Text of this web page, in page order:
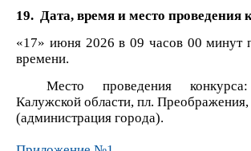
19. Дата, время и место проведения
«17» июня 2026 в 09 часов 00 минут
времени.
Место проведения
Калужской области, пл.
(администрация города).